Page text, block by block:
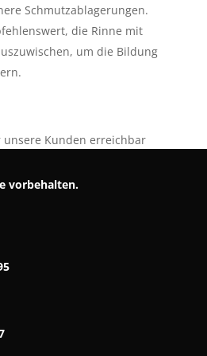
Schmutzablagerungen.
die Rinne mit
um die Bildung
Kunden erreichbar
vorbehalten.